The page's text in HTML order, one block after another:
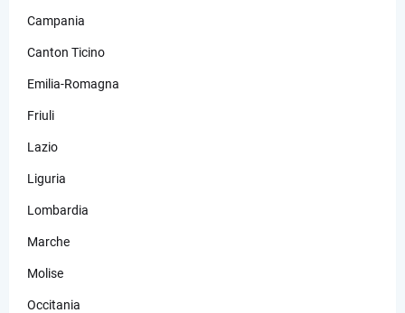
Campania
Canton Ticino
Emilia-Romagna
Friuli
Lazio
Liguria
Lombardia
Marche
Molise
Occitania